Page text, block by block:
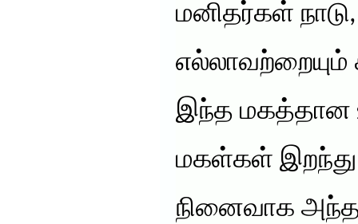
மனிதர்கள்
எல்லாவற்றையும்
இந்த
மகள்கள்
நினைவாக அந்த